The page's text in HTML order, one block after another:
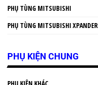
PHỤ TÙNG MITSUBISHI
PHỤ TÙNG MITSUBISHI XPANDER
PHỤ KIỆN CHUNG